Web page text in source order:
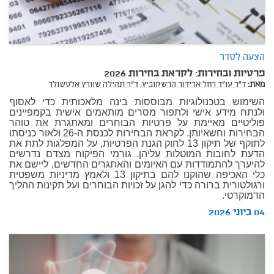
הצעה לסדר
פרטיות ובחירות: לקראת בחירות 2026
מאת:ד"ר עו"ד רחל ארידור הרשקוביץ, ד"ר תהילה שוורץ אלטשולר
השימוש בטכנולוגיות מבוססות בינה מלאכותית כדי לאסוף
ולנתח מידע אישי ולתפור מסרים מותאמים אישית בקמפיינים
פוליטיים מאיימת על פרטיות הבוחרים ומאתגרת את טוהר
הבחירות וחשאיותן. לקראת הבחירות לכנסת ה-26 ולאור כניסתו
לתוקף של תיקון 13 לחוק הגנת הפרטיות, על המפלגות לתת את
הדעת לחובות המוטלות עליהן. גורמי הפיקוח מצדם נדרשים
להיערך להתמודדות עם האיומים והאתגרים החדשים, ליישם את
כלי האכיפה שהוקנו להם בתיקון 13 ולאמץ מדיניות משפטית
ורגולטורית ברורה כדי להגן על זכויות הבוחרים ועל תקינות ההליך
הדמוקרטי.
04 ביוני 2026